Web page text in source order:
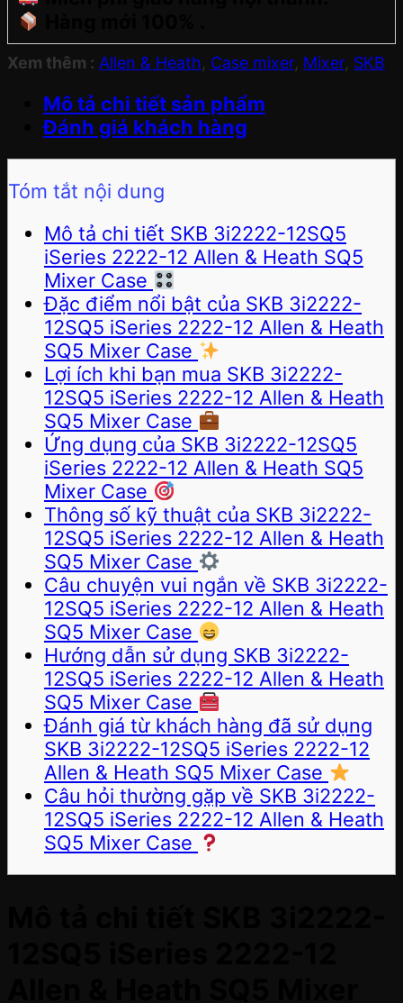
Xem thêm : Allen & Heath, Case mixer, Mixer, SKB
Mô tả chi tiết sản phẩm
Đánh giá khách hàng
Tóm tắt nội dung
Mô tả chi tiết SKB 3i2222-12SQ5
iSeries 2222-12 Allen & Heath SQ5
Mixer Case
Đặc điểm nổi bật của SKB 3i2222-
12SQ5 iSeries 2222-12 Allen & Heath
SQ5 Mixer Case
Lợi ích khi bạn mua SKB 3i2222-
12SQ5 iSeries 2222-12 Allen & Heath
SQ5 Mixer Case
Ứng dụng của SKB 3i2222-12SQ5
iSeries 2222-12 Allen & Heath SQ5
Mixer Case
Thông số kỹ thuật của SKB 3i2222-
12SQ5 iSeries 2222-12 Allen & Heath
SQ5 Mixer Case
Câu chuyện vui ngắn về SKB 3i2222-
12SQ5 iSeries 2222-12 Allen & Heath
SQ5 Mixer Case
Hướng dẫn sử dụng SKB 3i2222-
12SQ5 iSeries 2222-12 Allen & Heath
SQ5 Mixer Case
Đánh giá từ khách hàng đã sử dụng
SKB 3i2222-12SQ5 iSeries 2222-12
Allen & Heath SQ5 Mixer Case
Câu hỏi thường gặp về SKB 3i2222-
12SQ5 iSeries 2222-12 Allen & Heath
SQ5 Mixer Case